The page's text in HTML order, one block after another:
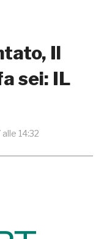
Il
sei: IL
14:32